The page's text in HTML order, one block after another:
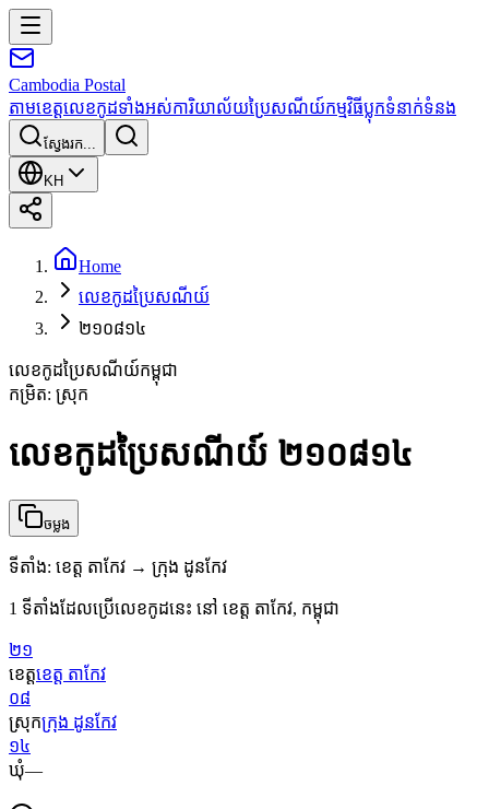
Cambodia Postal
តាមខេត្តលេខកូដទាំងអស់ការិយាល័យប្រៃសណីយ៍កម្មវិធីប្លុកទំនាក់ទំនង
ស្វែងរក...
KH
Home
លេខកូដប្រៃសណីយ៍
២១០៨១៤
លេខកូដប្រៃសណីយ៍កម្ពុជា
កម្រិត: ស្រុក
លេខកូដប្រៃសណីយ៍ ២១០៨១៤
ចម្លង
ទីតាំង: ខេត្ត តាកែវ → ក្រុង ដូនកែវ
1 ទីតាំងដែលប្រើលេខកូដនេះ នៅ ខេត្ត តាកែវ, កម្ពុជា
២១
ខេត្តខេត្ត តាកែវ
០៨
ស្រុកក្រុង ដូនកែវ
១៤
ឃុំ—